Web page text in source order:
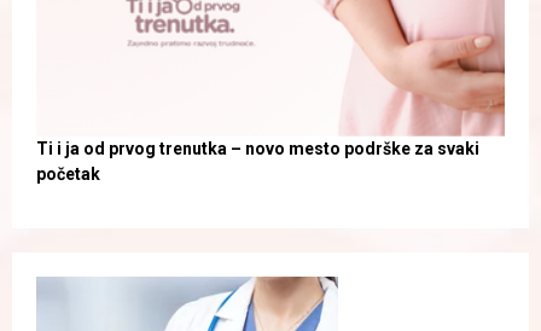
Ti i ja od prvog trenutka – novo mesto podrške za svaki
početak